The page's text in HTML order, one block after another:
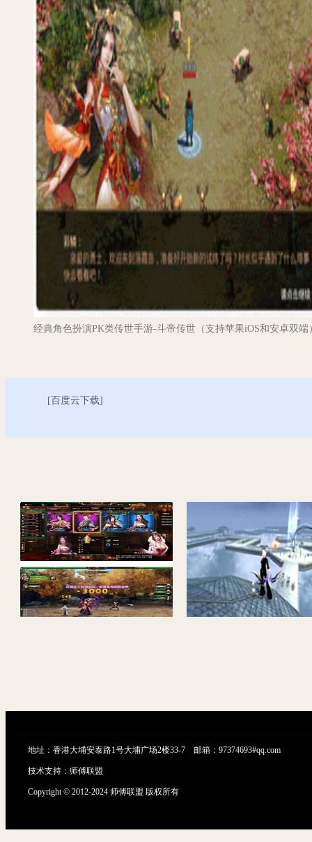
经典角色扮演PK类传世手游-斗帝传世（支持苹果iOS和安卓双
[ 百度云下载]
地址：香港大埔安泰路1号大埔广场2楼33-7 邮箱：97374693#qq.com
技术支持： 师傅联盟
Copyright © 2012-2024 师傅联盟 版权所有